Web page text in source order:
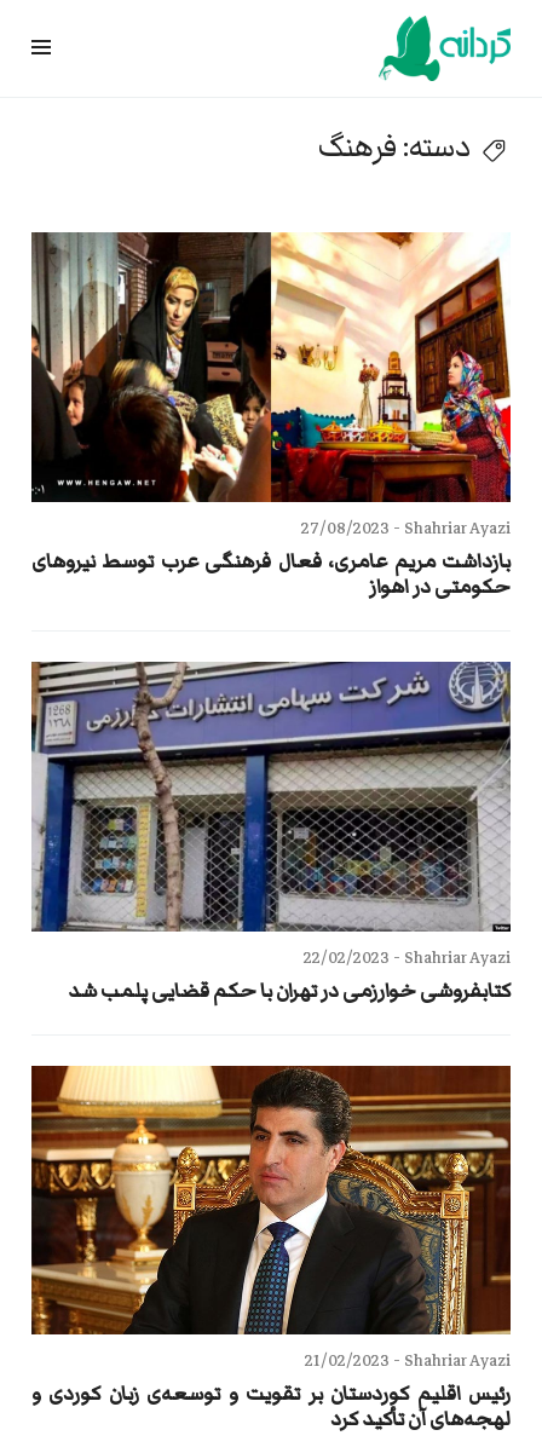
Skip
دسته:فرهنگ
Shahriar Ayazi -
27/08/2023
بازداشت مریم عامری، فعال فرهنگی عرب توسط نیروهای
حکومتی در اهواز
Shahriar Ayazi -
22/02/2023
کتابفروشی خوارزمی در تهران با حکم قضایی پلمب شد
Shahriar Ayazi -
21/02/2023
رئیس اقلیم کوردستان بر تقویت و توسعه‌ی زبان کوردی و
لهجه‌های آن تأکید کرد